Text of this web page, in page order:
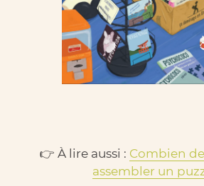
👉 À lire aussi : Combien
assembler un